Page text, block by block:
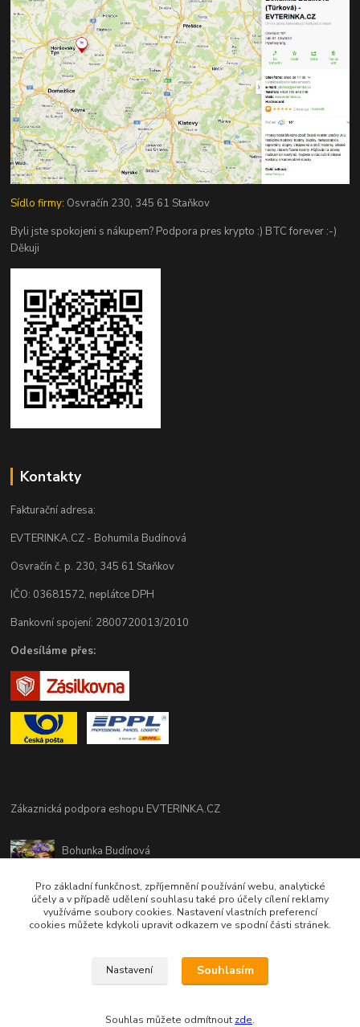
Sídlo firmy: Osvračín 230, 345 61 Staňkov
Byli jste spokojeni s nákupem? Podpora pres krypto :) BTC forever :-)
Děkuji
Kontakty
Fakturační adresa:
EVTERINKA.CZ - Bohumila Budínová
Osvračín č. p. 230, 345 61 Staňkov
IČO: 03681572, neplátce DPH
Bankovní spojení: 2800720013/2010
Odesíláme přes:
Zákaznická podpora eshopu EVTERINKA.CZ
Bohunka Budínová
(Po-Pá - 9:00-17:00hod, So 8:00-12:00hod)
obchod@evterinka.cz
Pro základní funkčnost, zpříjemnění používání webu, analytické
účely a v případě udělení souhlasu také pro účely cílení reklamy
využíváme soubory cookies. Nastavení vlastních preferencí
cookies můžete kdykoli upravit odkazem ve spodní části stránek.
Nastavení Souhlasím
Souhlas můžete odmítnout zde.